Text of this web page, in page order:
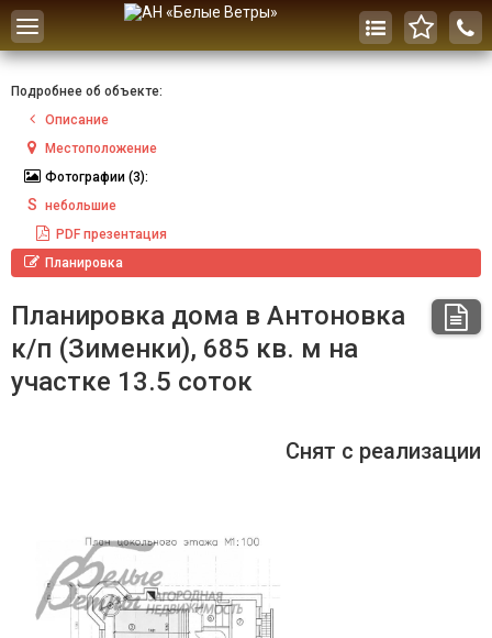
Toggle
navigation
Подробнее об объекте:
Описание
Местоположение
Фотографии (3):
S небольшие
PDF презентация
Планировка
Планировка дома в Антоновка
к/п (Зименки), 685 кв. м на
участке 13.5 соток
Снят с реализации